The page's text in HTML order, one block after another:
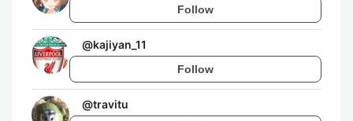
Follow
@kajiyan_11
Follow
@travitu